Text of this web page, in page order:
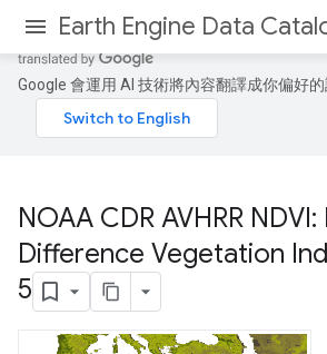
Earth Engine Data
Google 會運用 AI 技術將內容翻譯成你偏好的
NOAA CDR AVHRR
Difference Vegetation
5